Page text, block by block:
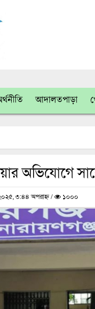
আদালতপাড়া
অভিযোগে
৩:৪৪ অপরাহ্ন / ১০০০